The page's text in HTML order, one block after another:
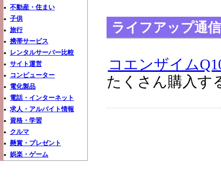
不動産・住まい
子供
旅行
携帯サービス
レンタルサーバー比較
サイト運営
コンピューター
電化製品
電話・インターネット
求人・アルバイト情報
資格・学習
クルマ
懸賞・プレゼント
娯楽・ゲーム
ライフアップ通
コエンザイム
たくさん購入す